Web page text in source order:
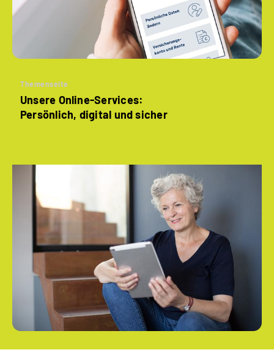
Themenseite
Unsere Online-Services:
Persönlich, digital und sicher